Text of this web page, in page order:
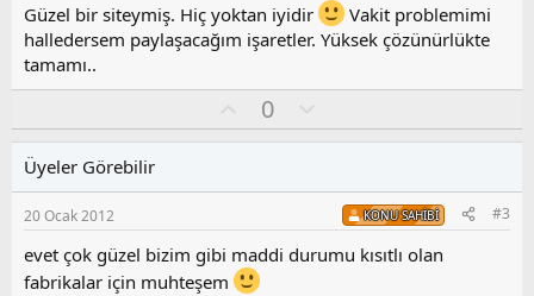
Güzel bir siteymiş. Hiç yoktan iyidir
Vakit problemimi
halledersem paylaşacağım işaretler. Yüksek çözünürlükte
tamamı..
y
0
l
s
u
z
Üyeler Görebilir
20 Ocak 2012 KONU SAHIBI #3
evet çok güzel bizim gibi maddi durumu kısıtlı olan
fabrikalar için muhteşem